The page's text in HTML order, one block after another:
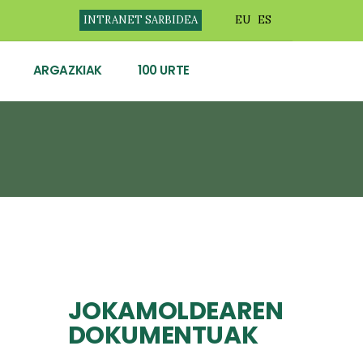
INTRANET SARBIDEA EU ES
ARGAZKIAK 100 URTE
JOKAMOLDEAREN
DOKUMENTUAK